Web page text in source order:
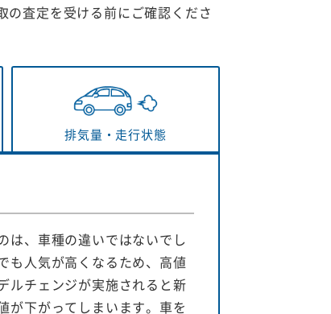
査定を受ける前にご確認くださ
排気量・ 走行状態
は、車種の違いではないでし
も人気が高くなるため、高値
ルチェンジが実施されると新
が下がってしまいます。車を